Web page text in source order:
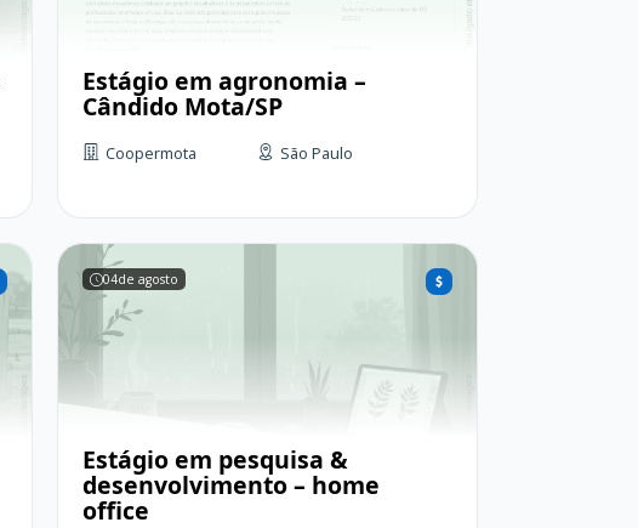
Estágio em agronomia –
Cândido Mota/SP
Coopermota São Paulo
04de agosto
Estágio em pesquisa &
desenvolvimento – home
office